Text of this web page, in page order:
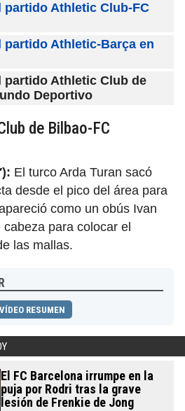
partido Athletic Club-FC
partido Athletic-Barça en
partido Athletic Club de
Deportivo
de Bilbao-FC
El turco Arda Turan sacó
desde el pico del área para
como un obús Ivan
para colocar el
las mallas.
VÍDEO RESUMEN
El FC Barcelona irrumpe en la
puja por Rodri tras la grave
lesión de Frenkie de Jong